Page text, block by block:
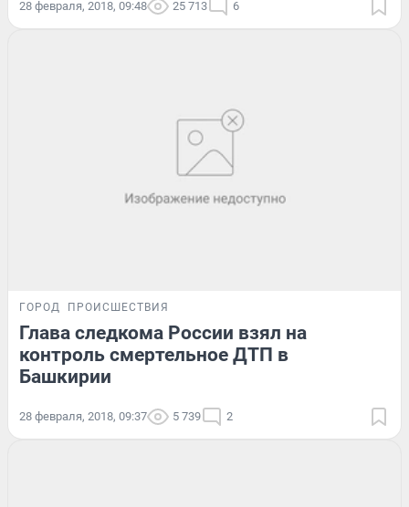
28 февраля, 2018, 09:48 25 713 6
ГОРОД ПРОИСШЕСТВИЯ
Глава следкома России взял на
контроль смертельное ДТП в
Башкирии
28 февраля, 2018, 09:37 5 739 2